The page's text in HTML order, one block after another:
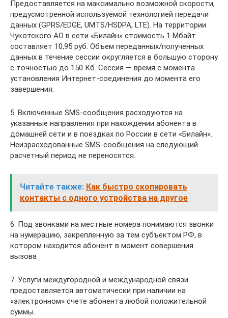
Предоставляется на максимально возможной скорости,
предусмотренной используемой технологией передачи
данных (GPRS/EDGE, UMTS/HSDPA, LTE). На территории
Чукотского АО в сети «Билайн» стоимость 1 Мбайт
составляет 10,95 руб. Объем переданных/полученных
данных в течение сессии округляется в большую сторону
с точностью до 150 Кб. Сессия — время с момента
установления Интернет-соединения до момента его
завершения.
5. Включенные SMS-сообщения расходуются на
указанные направления при нахождении абонента в
домашней сети и в поездках по России в сети «Билайн».
Неизрасходованные SMS-сообщения на следующий
расчетный период не переносятся.
Читайте также: Как быстро скопировать
контакты с одного устройства на другое
6. Под звонками на местные номера понимаются звонки
на нумерацию, закрепленную за тем субъектом РФ, в
котором находится абонент в момент совершения
вызова
7. Услуги междугородной и международной связи
предоставляется автоматически при наличии на
«электронном» счете абонента любой положительной
суммы.